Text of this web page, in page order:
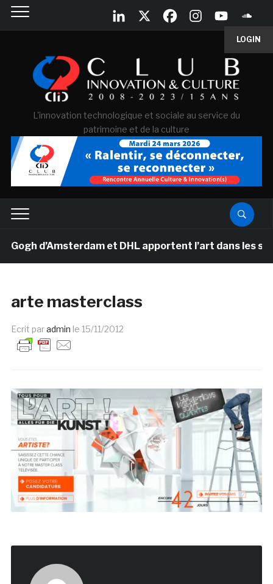
LOGIN
L'innovation technologique et sociale au service du
patrimoine et de la culture
d’Amsterdam et DHL apportent l’art dans les
arte masterclass
Ecrit paradmin le 15/11/2012